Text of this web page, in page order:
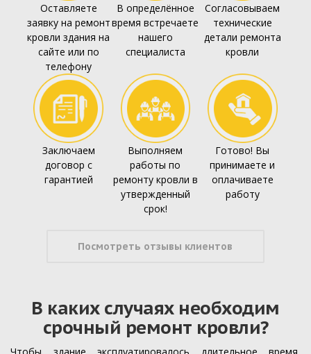
Оставляете
заявку на ремонт
кровли здания на
сайте или по
телефону
В определённое
время встречаете
нашего
специалиста
Согласовываем
технические
детали ремонта
кровли
Заключаем
договор с
гарантией
Выполняем
работы по
ремонту кровли в
утвержденный
срок!
Готово! Вы
принимаете и
оплачиваете
работу
Посмотреть отзывы клиентов
В каких случаях необходим
срочный ремонт кровли?